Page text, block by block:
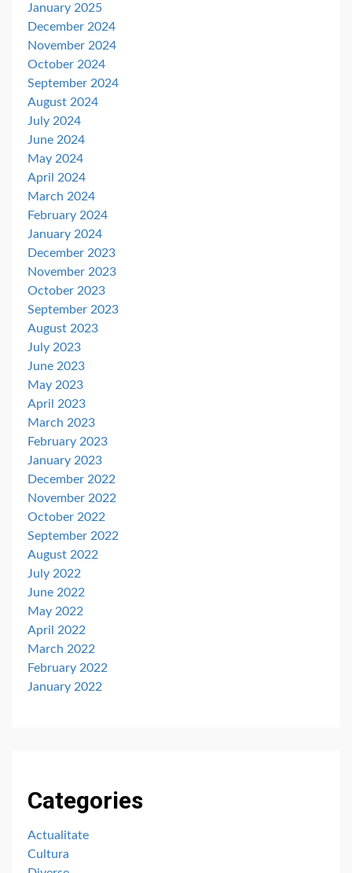
January 2025
December 2024
November 2024
October 2024
September 2024
August 2024
July 2024
June 2024
May 2024
April 2024
March 2024
February 2024
January 2024
December 2023
November 2023
October 2023
September 2023
August 2023
July 2023
June 2023
May 2023
April 2023
March 2023
February 2023
January 2023
December 2022
November 2022
October 2022
September 2022
August 2022
July 2022
June 2022
May 2022
April 2022
March 2022
February 2022
January 2022
Categories
Actualitate
Cultura